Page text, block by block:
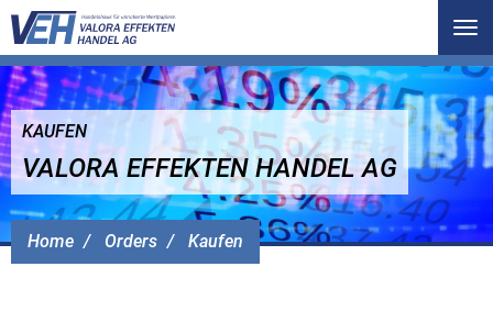
Home Orders Kaufen
KAUFEN
VALORA EFFEKTEN HANDEL AG